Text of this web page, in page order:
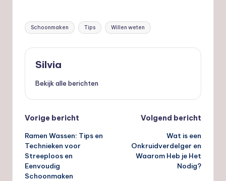
Tags:
Schoonmaken Tips Willen weten
Silvia
Bekijk alle berichten
Bericht
navigatie
Vorige bericht
Ramen Wassen: Tips en
Technieken voor
Streeploos en
Eenvoudig
Schoonmaken
Volgend bericht
Wat is een
Onkruidverdelger en
Waarom Heb je Het
Nodig?